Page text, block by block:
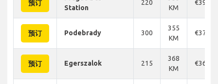
预订
Station
220
KM
€390
预订 Podebrady 300
355
KM
€376
预订 Egerszalok 215
368
KM
€364